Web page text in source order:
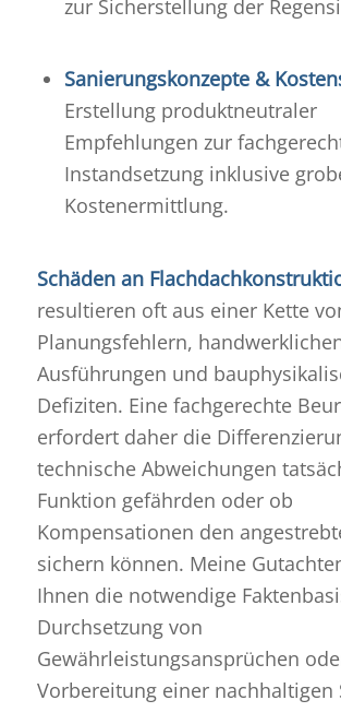
zur Sicherstellung der
Sanierungskonzepte &
Erstellung produktneutraler
Empfehlungen zur
Instandsetzung inklusive
Kostenermittlung.
Schäden an
resultieren oft aus einer Kette
Planungsfehlern,
Ausführungen und
Defiziten. Eine fachgerechte
erfordert daher die
technische Abweichungen
Funktion gefährden oder ob
Kompensationen den
sichern können. Meine
Ihnen die notwendige
Durchsetzung von
Gewährleistungsansprüchen
Vorbereitung einer nachhaltigen